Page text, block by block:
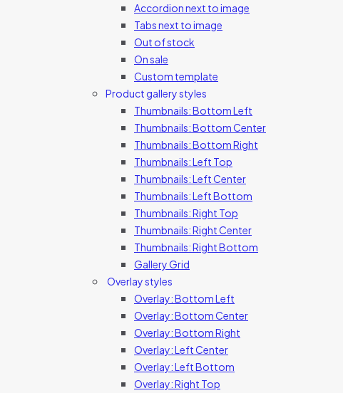
Accordion next to image
Tabs next to image
Out of stock
On sale
Custom template
Product gallery styles
Thumbnails: Bottom Left
Thumbnails: Bottom Center
Thumbnails: Bottom Right
Thumbnails: Left Top
Thumbnails: Left Center
Thumbnails: Left Bottom
Thumbnails: Right Top
Thumbnails: Right Center
Thumbnails: Right Bottom
Gallery Grid
Overlay styles
Overlay: Bottom Left
Overlay: Bottom Center
Overlay: Bottom Right
Overlay: Left Center
Overlay: Left Bottom
Overlay: Right Top